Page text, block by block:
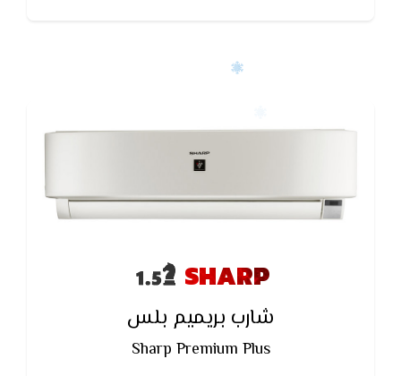
SHARP
شارب بريميم بلس
Sharp Premium Plus